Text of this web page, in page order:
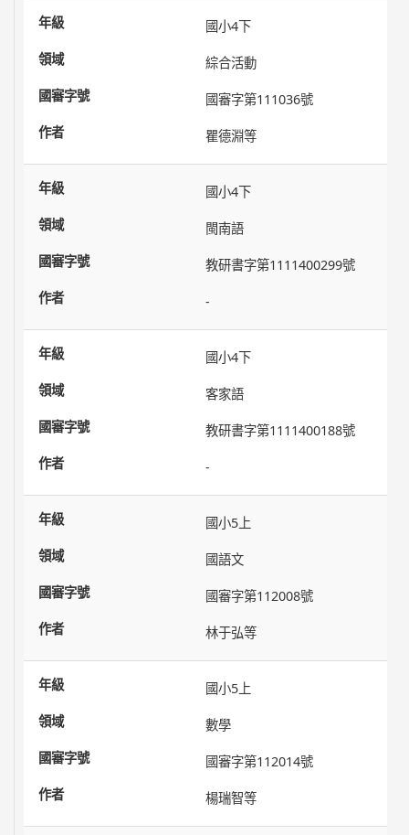
國小4下
綜合活動
國審字第111036號
瞿德淵等
國小4下
閩南語
教研書字第1111400299號
-
國小4下
客家語
教研書字第1111400188號
-
國小5上
國語文
國審字第112008號
林于弘等
國小5上
數學
國審字第112014號
楊瑞智等